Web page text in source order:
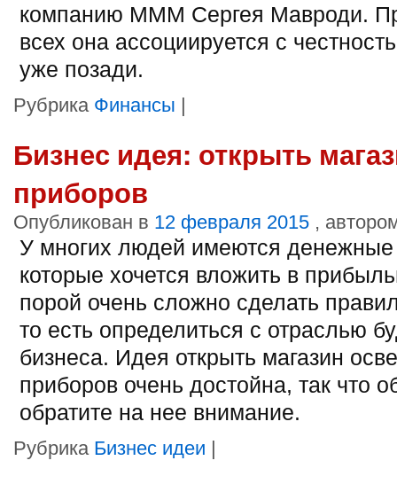
компанию МММ Сергея Мавроди.
всех она ассоциируется с
уже позади.
Рубрика Финансы |
Бизнес идея: открыть
приборов
Опубликован в 12 февраля 2015 ,
У многих людей имеются
которые хочется вложить в
порой очень сложно сделать
то есть определиться с отраслью
бизнеса. Идея открыть магазин
приборов очень достойна, так что
обратите на нее внимание.
Рубрика Бизнес идеи |